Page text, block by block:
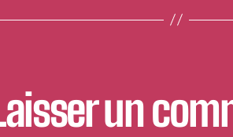
un